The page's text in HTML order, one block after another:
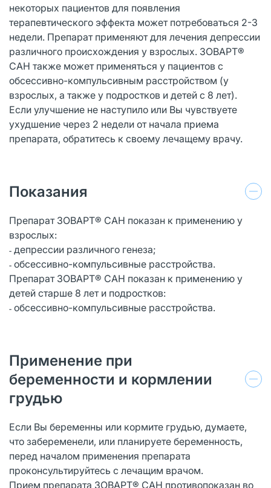
некоторых пациентов для появления
терапевтического эффекта может потребоваться 2-3
недели. Препарат применяют для лечения депрессии
различного происхождения у взрослых. ЗОВАРТ®
САН также может применяться у пациентов с
обсессивно-компульсивным расстройством (у
взрослых, а также у подростков и детей с 8 лет).
Если улучшение не наступило или Вы чувствуете
ухудшение через 2 недели от начала приема
препарата, обратитесь к своему лечащему врачу.
Показания
Препарат ЗОВАРТ® САН показан к применению у
взрослых:
˗ депрессии различного генеза;
˗ обсессивно-компульсивные расстройства.
Препарат ЗОВАРТ® САН показан к применению у
детей старше 8 лет и подростков:
˗ обсессивно-компульсивные расстройства.
Применение при
беременности и кормлении
грудью
Если Вы беременны или кормите грудью, думаете,
что забеременели, или планируете беременность,
перед началом применения препарата
проконсультируйтесь с лечащим врачом.
Прием препарата ЗОВАРТ® САН противопоказан во